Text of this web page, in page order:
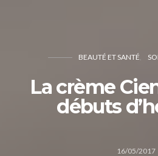
BEAUTÉ ET SANTÉ
La crème
débuts
16/05/2017